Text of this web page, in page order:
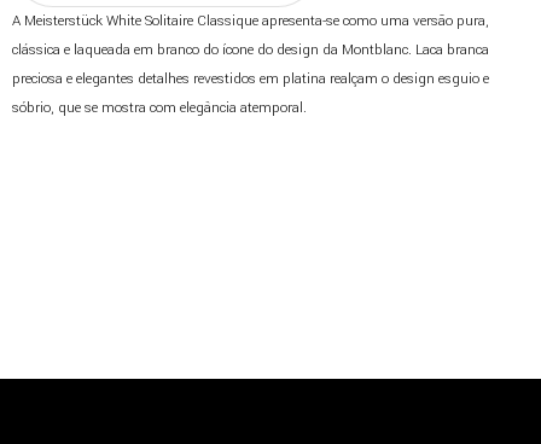
A Meisterstück White Solitaire Classique apresenta-se como uma versão pura,
clássica e laqueada em branco do ícone do design da Montblanc. Laca branca
preciosa e elegantes detalhes revestidos em platina realçam o design esguio e
sóbrio, que se mostra com elegância atemporal.